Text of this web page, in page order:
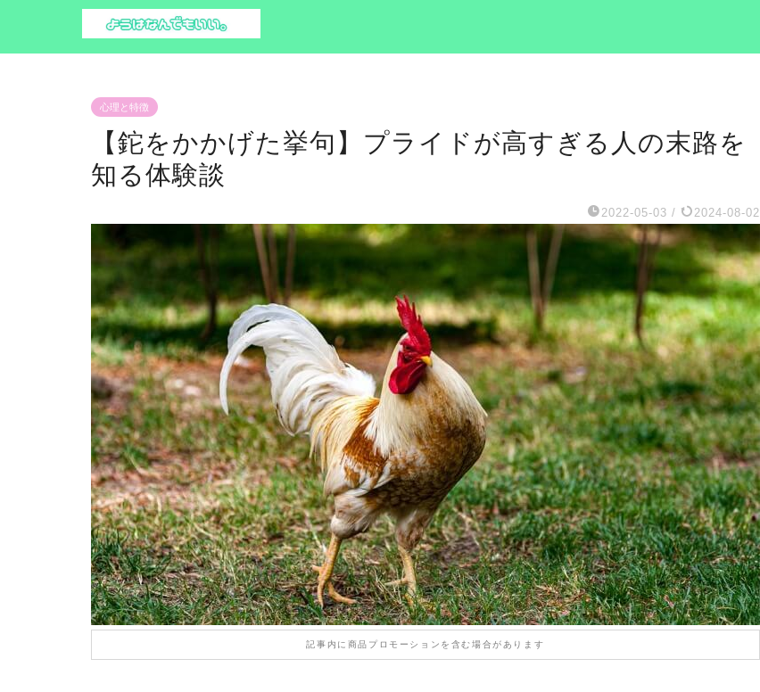
心理と特徴
【鉈をかかげた挙句】プライドが高すぎる人の末路を
知る体験談
2022-05-03 / 2024-08-02
記事内に商品プロモーションを含む場合があります